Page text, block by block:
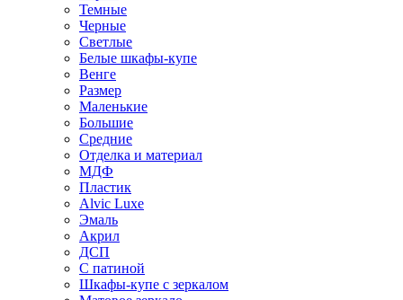
Темные
Черные
Светлые
Белые шкафы-купе
Венге
Размер
Маленькие
Большие
Средние
Отделка и материал
МДФ
Пластик
Alvic Luxe
Эмаль
Акрил
ДСП
С патиной
Шкафы-купе с зеркалом